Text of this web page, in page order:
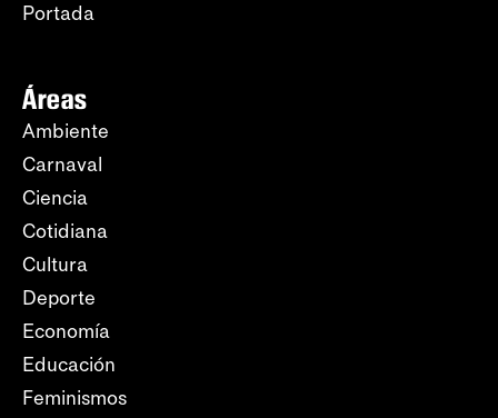
Portada
Áreas
Ambiente
Carnaval
Ciencia
Cotidiana
Cultura
Deporte
Economía
Educación
Feminismos